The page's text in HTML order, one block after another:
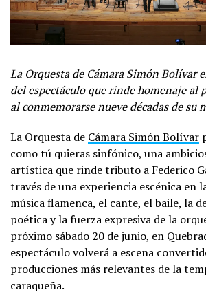
La Orquesta de Cámara Simón Bolívar
del espectáculo que rinde homenaje al
al conmemorarse nueve décadas de su
La Orquesta de Cámara Simón Bolívar
como tú quieras sinfónico, una
artística que rinde tributo a Federico
través de una experiencia escénica en
música flamenca, el cante, el baile, la
poética y la fuerza expresiva de la
próximo sábado 20 de junio, en
espectáculo volverá a escena
producciones más relevantes de la
caraqueña.